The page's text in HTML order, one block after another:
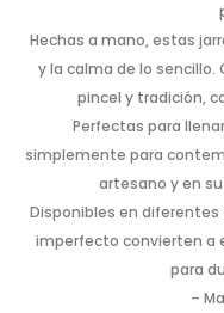
Hechas a mano, estas
y la calma de lo sencillo.
pincel y tradición,
Perfectas para
simplemente para
artesano y en
Disponibles en
imperfecto convierten a
para
–